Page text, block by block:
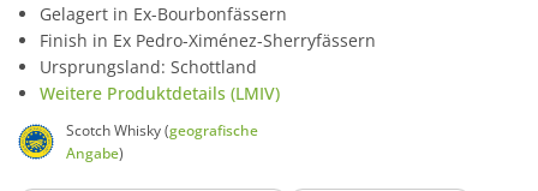
Gelagert in Ex-Bourbonfässern
Finish in Ex Pedro-Ximénez-Sherryfässern
Ursprungsland: Schottland
Weitere Produktdetails (LMIV)
Scotch Whisky (geografische
Angabe)